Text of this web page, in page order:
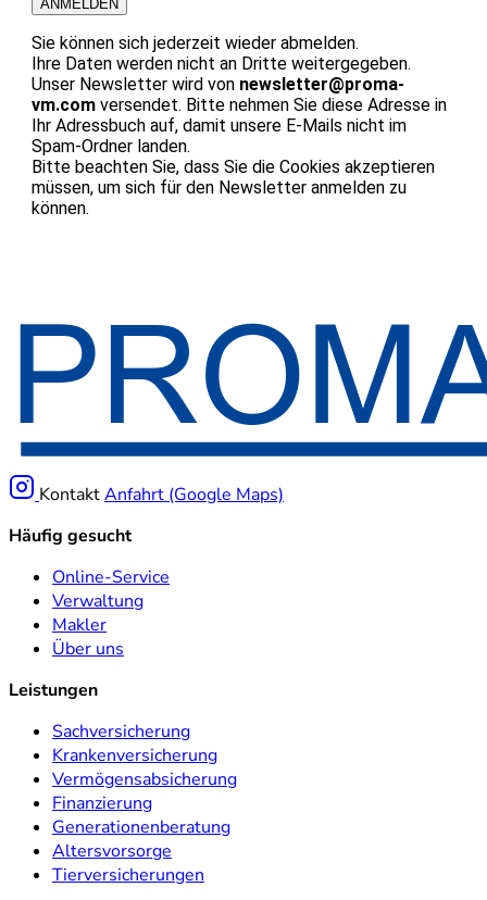
ANMELDEN
Sie können sich jederzeit wieder abmelden.
Ihre Daten werden nicht an Dritte weitergegeben.
Unser Newsletter wird von newsletter@proma-
vm.com versendet. Bitte nehmen Sie diese Adresse in
Ihr Adressbuch auf, damit unsere E-Mails nicht im
Spam-Ordner landen.
Bitte beachten Sie, dass Sie die Cookies akzeptieren
müssen, um sich für den Newsletter anmelden zu
können.
KontaktAnfahrt (Google Maps)
Häufig gesucht
Online-Service
Verwaltung
Makler
Über uns
Leistungen
Sachversicherung
Krankenversicherung
Vermögensabsicherung
Finanzierung
Generationenberatung
Altersvorsorge
Tierversicherungen